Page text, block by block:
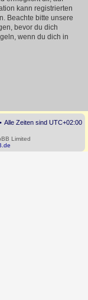
kann registrierten
Beachte bitte unsere
bevor du dich
wenn du dich in
Alle Zeiten sind UTC+02:00
Limited